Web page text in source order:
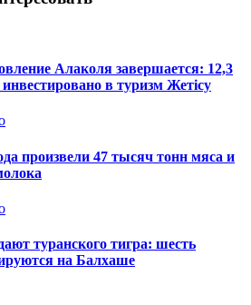
Алаколя завершается: 12,3
в туризм Жетісу
произвели 47 тысяч тонн мяса и
туранского тигра: шесть
на Балхаше